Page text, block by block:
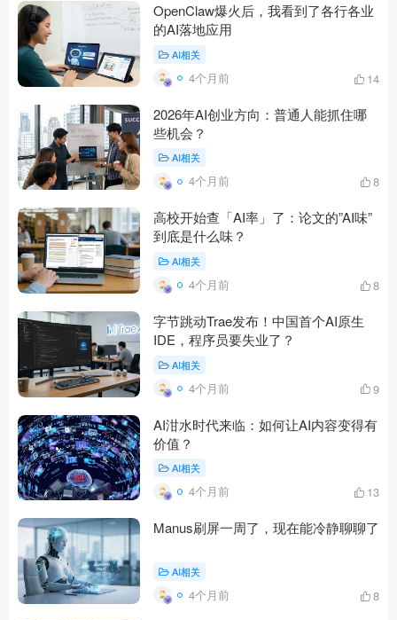
OpenClaw爆火后，我看到了各行各业
的AI落地应用
AI相关
4个月前 14
2026年AI创业方向：普通人能抓住哪
些机会？
AI相关
4个月前 8
高校开始查「AI率」了：论文的”AI味”
到底是什么味？
AI相关
4个月前 8
字节跳动Trae发布！中国首个AI原生
IDE，程序员要失业了？
AI相关
4个月前 9
AI泔水时代来临：如何让AI内容变得有
价值？
AI相关
4个月前 13
Manus刷屏一周了，现在能冷静聊聊了
AI相关
4个月前 8